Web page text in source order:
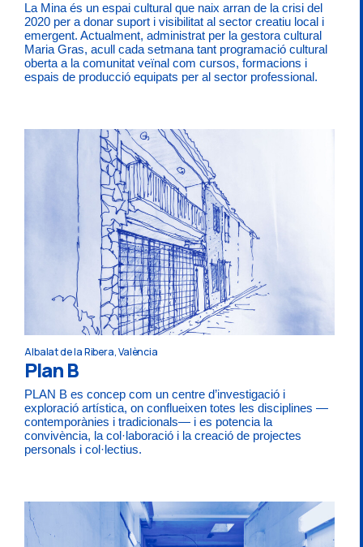
La Mina és un espai cultural que naix arran de la crisi del
2020 per a donar suport i visibilitat al sector creatiu local i
emergent. Actualment, administrat per la gestora cultural
Maria Gras, acull cada setmana tant programació cultural
oberta a la comunitat veïnal com cursos, formacions i
espais de producció equipats per al sector professional.
Albalat de la Ribera, València
Plan B
PLAN B es concep com un centre d’investigació i
exploració artística, on conflueixen totes les disciplines —
contemporànies i tradicionals— i es potencia la
convivència, la col·laboració i la creació de projectes
personals i col·lectius.